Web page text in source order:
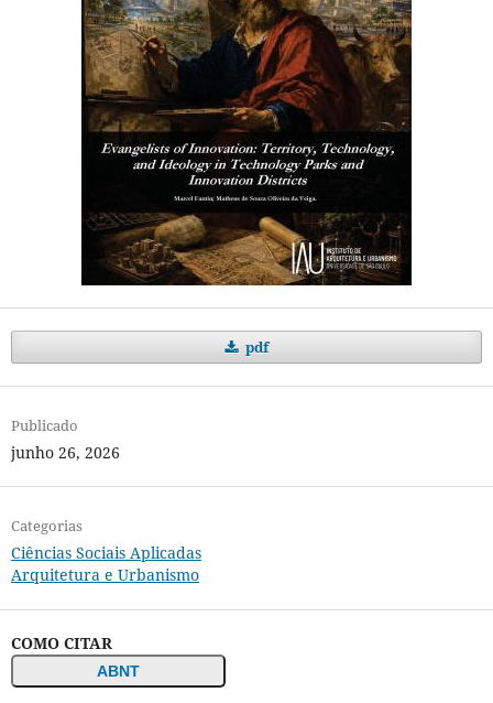
pdf
Publicado
junho 26, 2026
Categorias
Ciências Sociais Aplicadas
Arquitetura e Urbanismo
COMO CITAR
ABNT